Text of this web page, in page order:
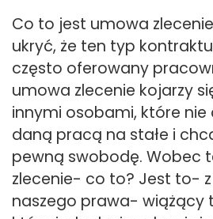
Co to jest umowa
ukryć, że ten typ
często oferowany
umowa zlecenie kojarzy
innymi osobami, które nie
daną pracą na stałe i
pewną swobodę. Wobec
zlecenie- co to? Jest to-
naszego prawa- wiążący